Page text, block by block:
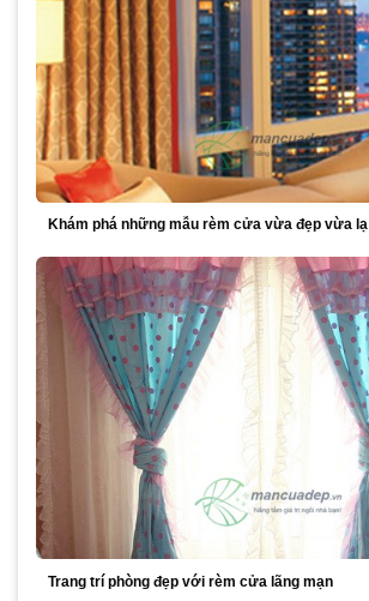
Khám phá những mẫu rèm cửa vừa đẹp vừa lạ
Trang trí phòng đẹp với rèm cửa lãng mạn